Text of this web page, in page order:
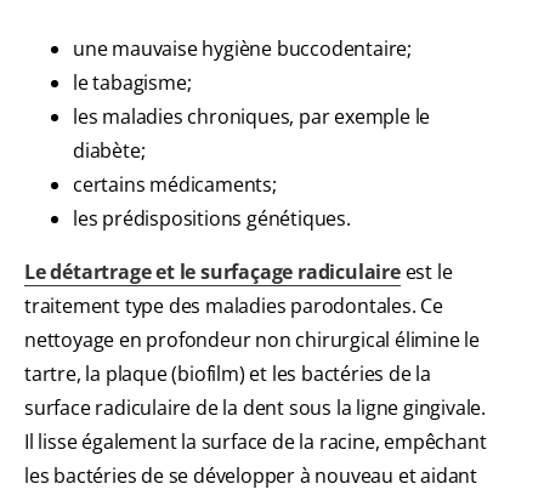
une mauvaise hygiène buccodentaire;
le tabagisme;
les maladies chroniques, par exemple le
diabète;
certains médicaments;
les prédispositions génétiques.
Le détartrage et le surfaçage radiculaireest le
traitement type des maladies parodontales. Ce
nettoyage en profondeur non chirurgical élimine le
tartre, la plaque (biofilm) et les bactéries de la
surface radiculaire de la dent sous la ligne gingivale.
Il lisse également la surface de la racine, empêchant
les bactéries de se développer à nouveau et aidant